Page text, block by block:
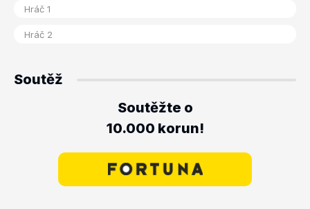
Soutěž
Soutěžte o
10.000 korun!